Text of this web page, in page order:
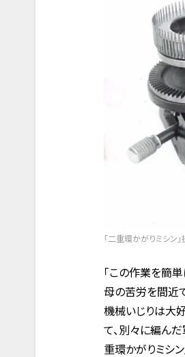
「二重環かがりミシン
「この作業を簡
母の苦労を間近
機械いじりは大
て、別々に編ん
重環かがりミシ